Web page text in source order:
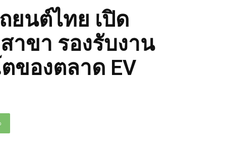
ยนต์ไทย เปิด
าขา รองรับงาน
ของตลาด EV